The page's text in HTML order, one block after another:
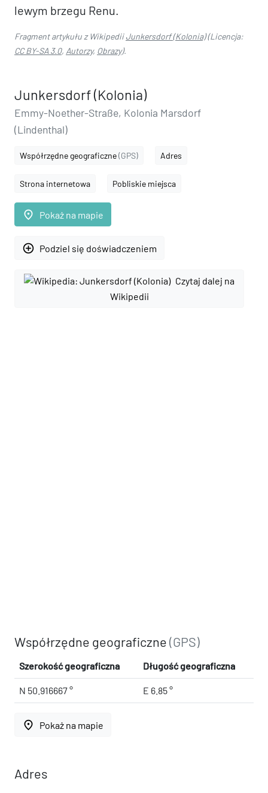
lewym brzegu Renu.
Fragment artykułu z WikipediiJunkersdorf (Kolonia)(Licencja:
CC BY-SA 3.0, Autorzy, Obrazy).
Junkersdorf (Kolonia)
Emmy-Noether-Straße, Kolonia Marsdorf
(Lindenthal)
Współrzędne geograficzne(GPS) Adres
Strona internetowa Pobliskie miejsca
place Pokaż na mapie
add_circle_outline Podziel się doświadczeniem
Czytaj dalej na
Wikipedii
Współrzędne geograficzne(GPS)
Szerokość geograficzna Długość geograficzna
N 50.916667 ° E 6.85 °
place Pokaż na mapie
Adres